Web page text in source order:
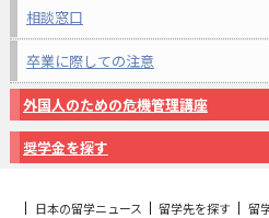
相談窓口
卒業に際しての注意
外国人のための危機管理講座
奨学金を探す
日本の留学ニュース 留学先を探す 留